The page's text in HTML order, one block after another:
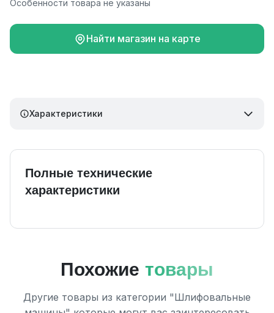
Особенности товара не указаны
Найти магазин на карте
Характеристики
Полные технические
характеристики
Похожие товары
Другие товары из категории "Шлифовальные